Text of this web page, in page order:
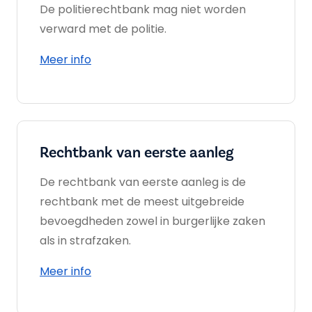
De politierechtbank mag niet worden
verward met de politie.
Meer info
Rechtbank van eerste aanleg
De rechtbank van eerste aanleg is de
rechtbank met de meest uitgebreide
bevoegdheden zowel in burgerlijke zaken
als in strafzaken.
Meer info